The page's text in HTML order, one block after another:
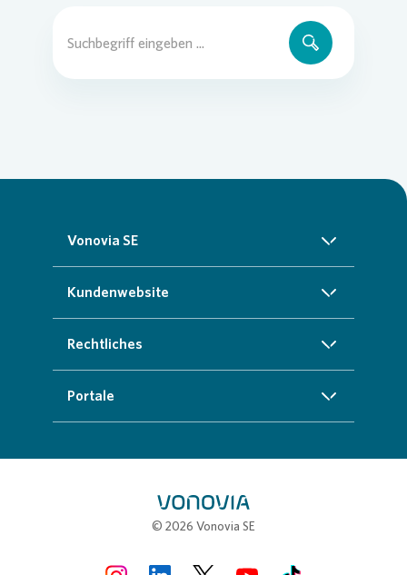
Vonovia SE
Über uns
Nachhaltigkeit
Karriere
Kundenwebsite
Startseite
Kundenservice
Weitere Angebote
Rechtliches
Impressum
Portale
© 2026 Vonovia SE